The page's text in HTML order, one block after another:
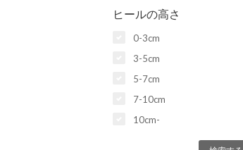
ヒールの高さ
0-3cm
3-5cm
5-7cm
7-10cm
10cm-